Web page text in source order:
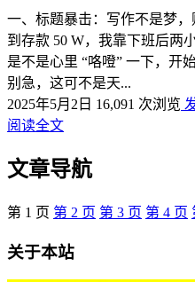
一、标题暴击：写作不是梦
到存款 50 W，我靠下班后两
是不是心里 “咯噔” 一下，开
别急，这可不是天...
2025年5月2日 16,091 次浏览
阅读全文
文章导航
第 1 页 第 2 页 第 3 页 第 4 页
关于本站